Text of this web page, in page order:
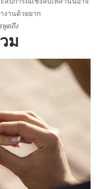
านด้วยยาก
ดถึง
ม